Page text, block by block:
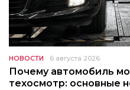
НОВОСТИ 6 августа 2026
Почему автомобиль
техосмотр: основные